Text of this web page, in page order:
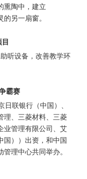
熏陶中，建立
另一扇窗。
听设备，改善教学环
霸赛
联银行（中国）、
理、三菱材料、三菱
业管理有限公司、艾
国））出资，和中国
理中心共同举办。